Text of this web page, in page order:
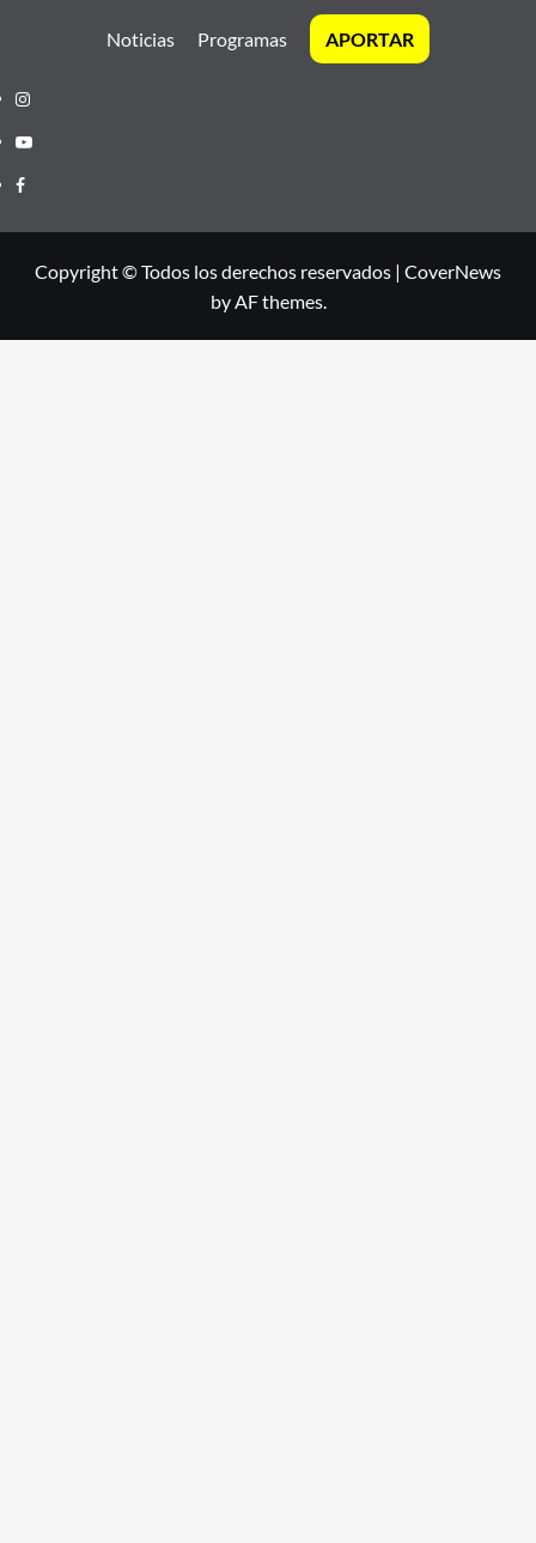
Noticias Programas APORTAR
Instagram
Youtube
Facebook
Copyright © Todos los derechos reservados | CoverNews
by AF themes.